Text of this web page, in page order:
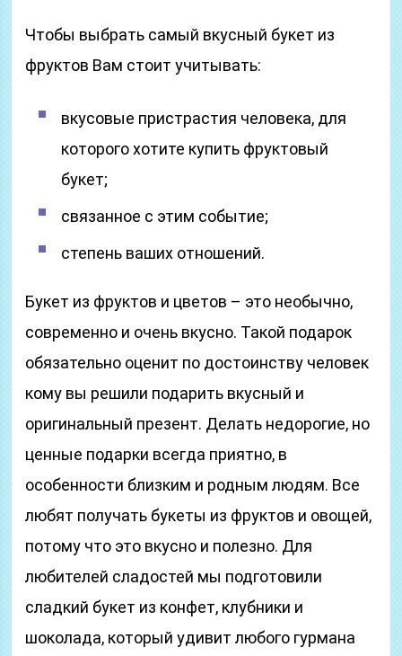
Чтобы выбрать самый вкусный букет из
фруктов Вам стоит учитывать:
вкусовые пристрастия человека, для
которого хотите купить фруктовый
букет;
связанное с этим событие;
степень ваших отношений.
Букет из фруктов и цветов – это необычно,
современно и очень вкусно. Такой подарок
обязательно оценит по достоинству человек
кому вы решили подарить вкусный и
оригинальный презент. Делать недорогие, но
ценные подарки всегда приятно, в
особенности близким и родным людям. Все
любят получать букеты из фруктов и овощей,
потому что это вкусно и полезно. Для
любителей сладостей мы подготовили
сладкий букет из конфет, клубники и
шоколада, который удивит любого гурмана